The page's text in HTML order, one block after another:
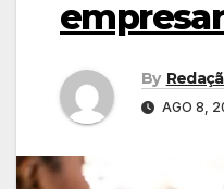
By
AGO 8,